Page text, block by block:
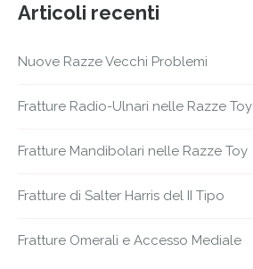
Articoli recenti
Nuove Razze Vecchi Problemi
Fratture Radio-Ulnari nelle Razze Toy
Fratture Mandibolari nelle Razze Toy
Fratture di Salter Harris del II Tipo
Fratture Omerali e Accesso Mediale